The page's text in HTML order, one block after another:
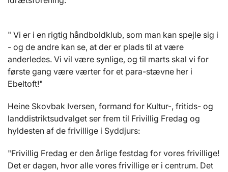
" Vi er i en rigtig håndboldklub, som man kan spejle sig i
- og de andre kan se, at der er plads til at være
anderledes. Vi vil være synlige, og til marts skal vi for
første gang være værter for et para-stævne her i
Ebeltoft!"
Heine Skovbak Iversen, formand for Kultur-, fritids- og
landdistriktsudvalget ser frem til Frivillig Fredag og
hyldesten af de frivillige i Syddjurs:
"Frivillig Fredag er den årlige festdag for vores frivillige!
Det er dagen, hvor alle vores frivillige er i centrum. Det